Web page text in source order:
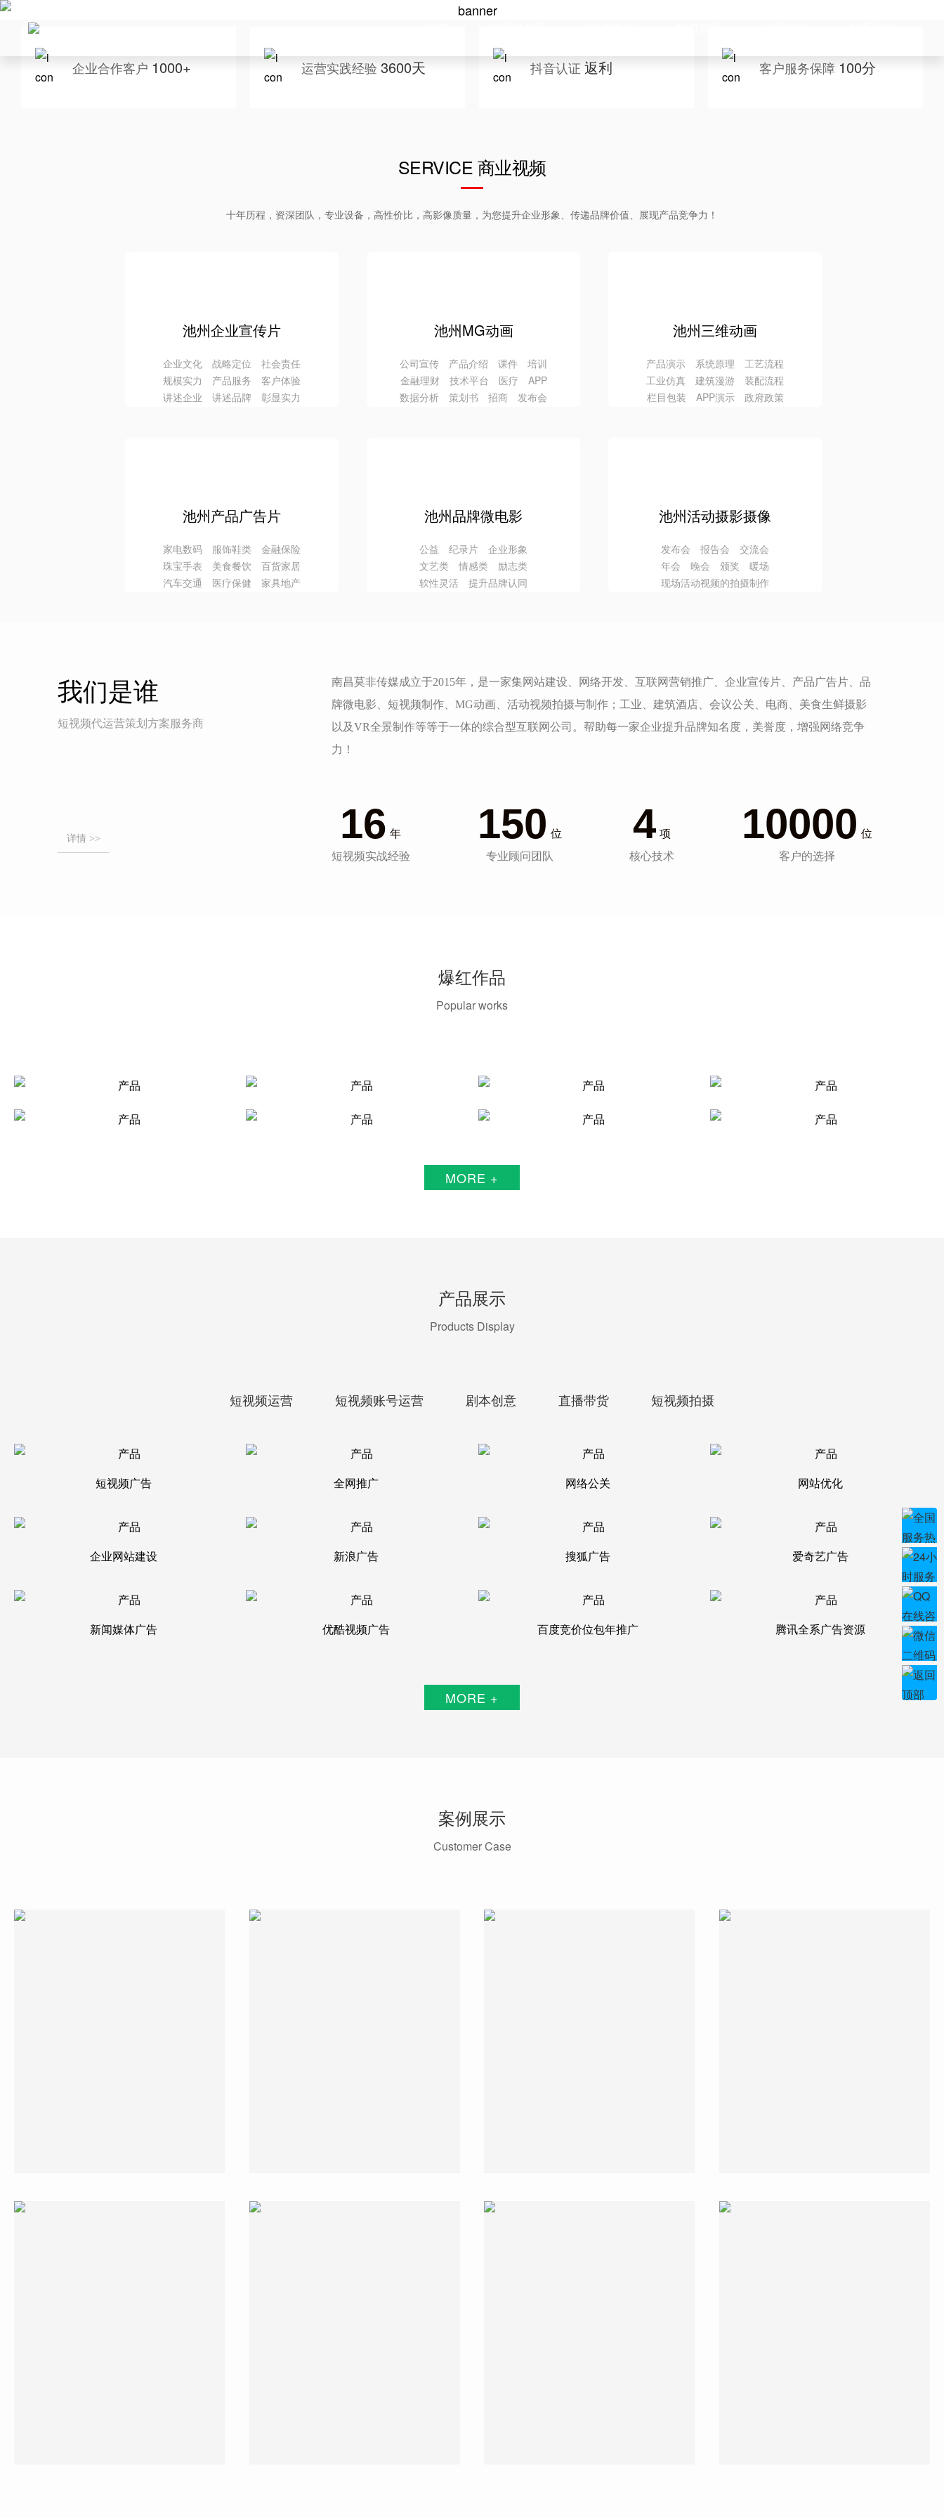
企业合作客户 1000+ 运营实践经验 3600天 抖音认证 返利 客户服务保障 100分
SERVICE 商业视频
十年历程，资深团队，专业设备，高性价比，高影像质量，为您提升企业形象、传递品牌价值、展现产品竞争力！
池州企业宣传片
企业文化 战略定位 社会责任
规模实力 产品服务 客户体验
讲述企业 讲述品牌 彰显实力
池州MG动画
公司宣传 产品介绍 课件 培训
金融理财 技术平台 医疗 APP
数据分析 策划书 招商 发布会
池州三维动画
产品演示 系统原理 工艺流程
工业仿真 建筑漫游 装配流程
栏目包装 APP演示 政府政策
池州产品广告片
家电数码 服饰鞋类 金融保险
珠宝手表 美食餐饮 百货家居
汽车交通 医疗保健 家具地产
池州品牌微电影
公益 纪录片 企业形象
文艺类 情感类 励志类
软性灵活 提升品牌认同
池州活动摄影摄像
发布会 报告会 交流会
年会 晚会 颁奖 暖场
现场活动视频的拍摄制作
我们是谁
短视频代运营策划方案服务商
详情 >>
南昌莫非传媒成立于2015年，是一家集网站建设、网络开发、互联网营销推广、企业宣传片、产品广告片、品
牌微电影、短视频制作、MG动画、活动视频拍摄与制作；工业、建筑酒店、会议公关、电商、美食生鲜摄影
以及VR全景制作等等于一体的综合型互联网公司。帮助每一家企业提升品牌知名度，美誉度，增强网络竞争
力！
16 年
短视频实战经验
150 位
专业顾问团队
4 项
核心技术
10000 位
客户的选择
爆红作品
Popular works
MORE +
产品展示
Products Display
短视频运营 短视频账号运营 剧本创意 直播带货 短视频拍摄
短视频广告 全网推广 网络公关 网站优化
企业网站建设 新浪广告 搜狐广告 爱奇艺广告
新闻媒体广告 优酷视频广告 百度竞价位包年推广 腾讯全系广告资源
MORE +
案例展示
Customer Case